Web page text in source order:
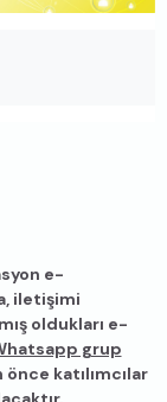
e-
iletişimi
oldukları e-
grup
katılımcılar